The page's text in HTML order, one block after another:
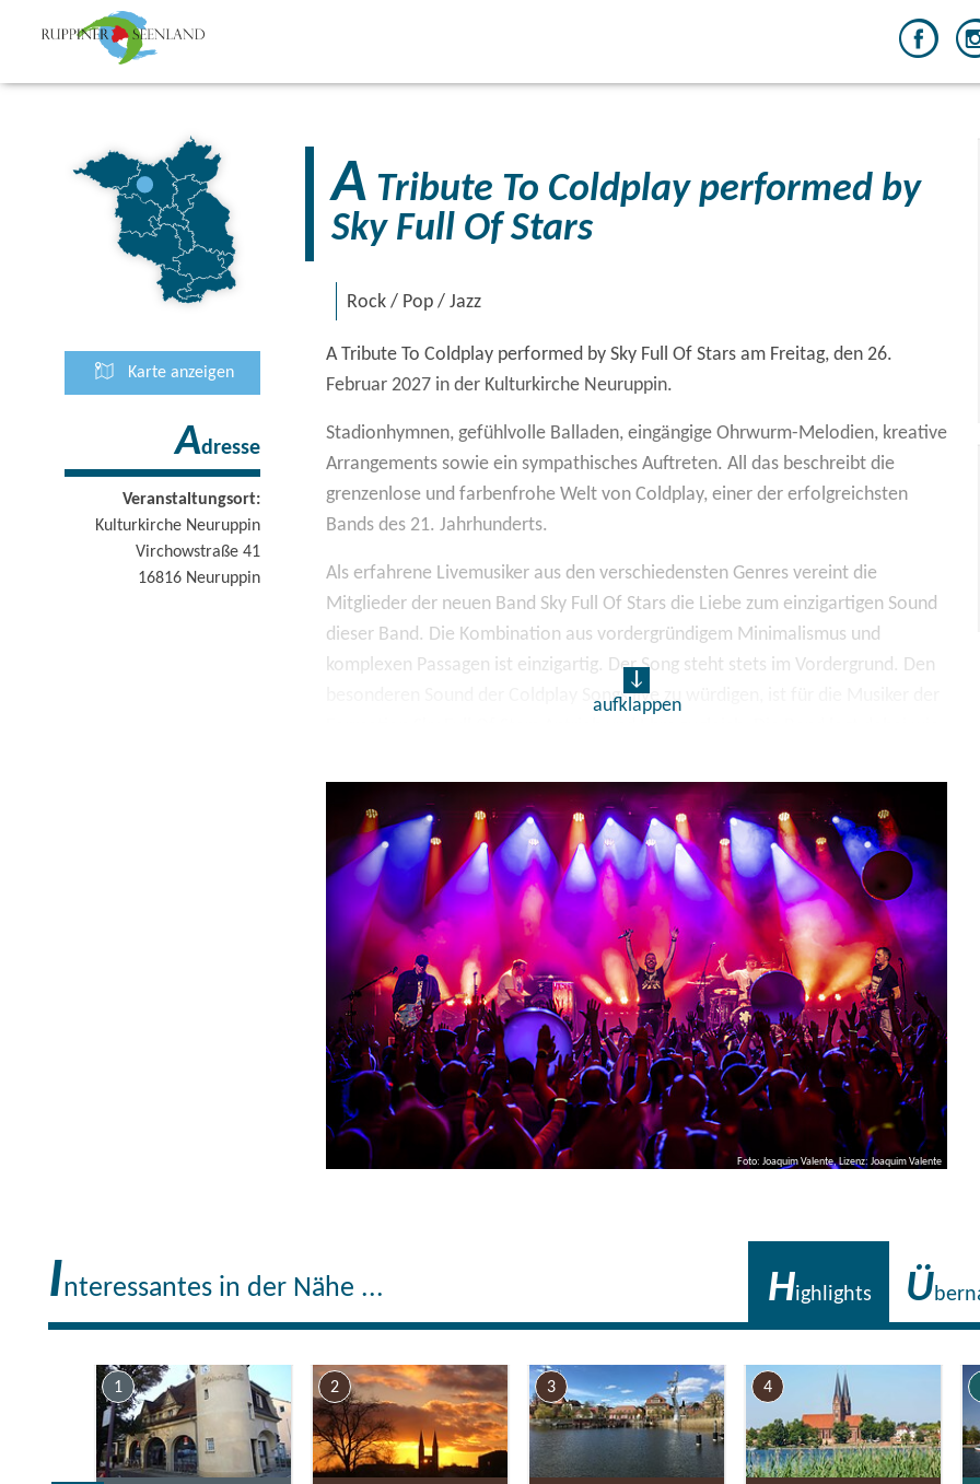
Karte anzeigen
Adresse
Veranstaltungsort:
Kulturkirche Neuruppin
Virchowstraße 41
16816 Neuruppin
A Tribute To Coldplay performed by
Sky Full Of Stars
Rock / Pop / Jazz
A Tribute To Coldplay performed by Sky Full Of Stars am Freitag, den 26.
Februar 2027 in der Kulturkirche Neuruppin.
Stadionhymnen, gefühlvolle Balladen, eingängige Ohrwurm-Melodien, kreative
Arrangements sowie ein sympathisches Auftreten. All das beschreibt die
grenzenlose und farbenfrohe Welt von Coldplay, einer der erfolgreichsten
Bands des 21. Jahrhunderts.
Als erfahrene Livemusiker aus den verschiedensten Genres vereint die
Mitglieder der neuen Band Sky Full Of Stars die Liebe zum einzigartigen Sound
dieser Band. Die Kombination aus vordergründigem Minimalismus und
komplexen Passagen ist einzigartig. Der Song steht stets im Vordergrund. Den
besonderen Sound der Coldplay Songs live zu würdigen, ist für die Musiker der
vorproduzierten Elementen und eine ansprechende, mitreißende Show.
Das Quintett und insbesondere der charismatische und empathische
Frontmann Sly nehmen das Publikum an der Hand und entführen es für gut
zwei Stunden in eine bunte Welt voller Emotionen und Energie. Und das ganz
bewusst mit eigener Identität, ohne als einfache Kopie des Originals zu wirken.
aufklappen
Foto: Joaquim Valente, Lizenz: Joaquim Valente
Interessantes in der Nähe ... Highlights Ü
1 2 3 4